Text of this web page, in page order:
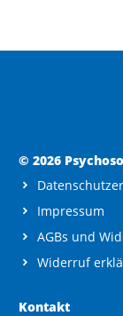
© 2026
Impressum
AGBs und
Widerruf
Kontakt